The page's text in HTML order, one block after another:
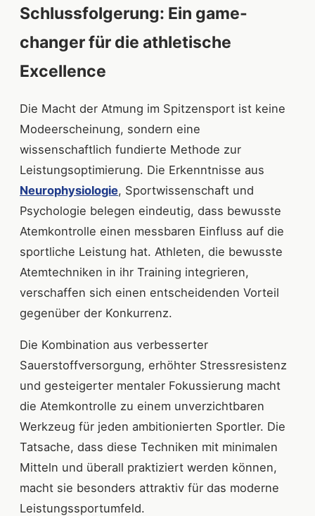
Schlussfolgerung: Ein game-
changer für die athletische
Excellence
Die Macht der Atmung im Spitzensport ist keine
Modeerscheinung, sondern eine
wissenschaftlich fundierte Methode zur
Leistungsoptimierung. Die Erkenntnisse aus
Neurophysiologie, Sportwissenschaft und
Psychologie belegen eindeutig, dass bewusste
Atemkontrolle einen messbaren Einfluss auf die
sportliche Leistung hat. Athleten, die bewusste
Atemtechniken in ihr Training integrieren,
verschaffen sich einen entscheidenden Vorteil
gegenüber der Konkurrenz.
Die Kombination aus verbesserter
Sauerstoffversorgung, erhöhter Stressresistenz
und gesteigerter mentaler Fokussierung macht
die Atemkontrolle zu einem unverzichtbaren
Werkzeug für jeden ambitionierten Sportler. Die
Tatsache, dass diese Techniken mit minimalen
Mitteln und überall praktiziert werden können,
macht sie besonders attraktiv für das moderne
Leistungssportumfeld.